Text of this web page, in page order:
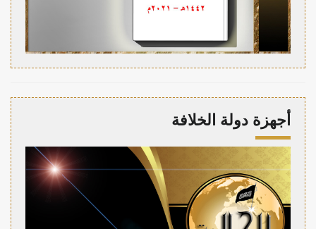
أجهزة دولة الخلافة